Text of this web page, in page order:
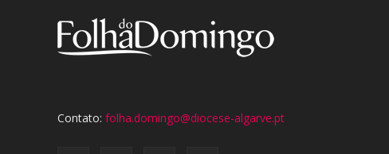
Contato: folha.domingo@diocese-algarve.pt